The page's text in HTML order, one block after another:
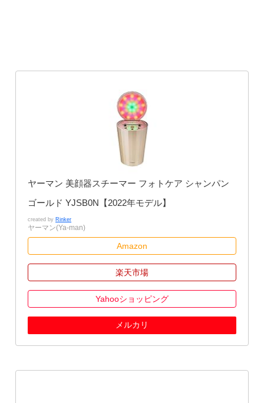
ヤーマン 美顔器スチーマー フォトケア シャンパン
ゴールド YJSB0N【2022年モデル】
created by Rinker
ヤーマン(Ya-man)
Amazon
楽天市場
Yahooショッピング
メルカリ